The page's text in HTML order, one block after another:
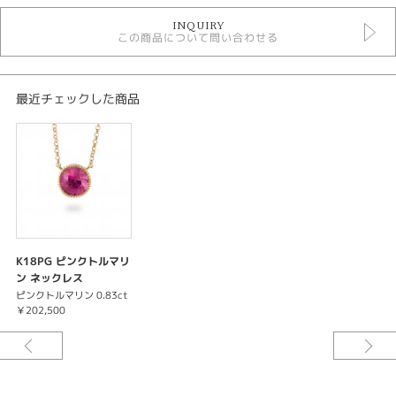
トルマリン ネックレス
INQUIRY
この商品について問い合わせる
最近チェックした商品
K18PG ピンクトルマリ
ン ネックレス
ピンクトルマリン 0.83ct
￥202,500